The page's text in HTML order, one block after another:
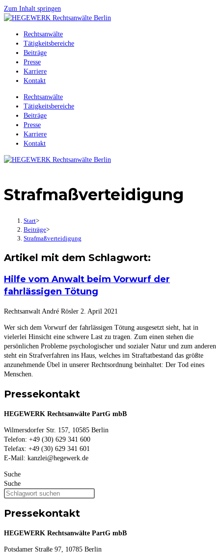
Zum Inhalt springen
Rechtsanwälte
Tätigkeitsbereiche
Beiträge
Presse
Karriere
Kontakt
Rechtsanwälte
Tätigkeitsbereiche
Beiträge
Presse
Karriere
Kontakt
Strafmaßverteidigung
Start>
Beiträge>
Strafmaßverteidigung
Artikel mit dem Schlagwort:
Hilfe vom Anwalt beim Vorwurf der
fahrlässigen Tötung
Rechtsanwalt André Rösler 2. April 2021
Wer sich dem Vorwurf der fahrlässigen Tötung ausgesetzt sieht, hat in
vielerlei Hinsicht eine schwere Last zu tragen. Zum einen stehen die
persönlichen Probleme psychologischer und sozialer Natur und zum anderen
steht ein Strafverfahren ins Haus, welches im Straftatbestand das größte
anzunehmende Übel in unserer Rechtsordnung beinhaltet: Der Tod eines
Menschen.
Pressekontakt
HEGEWERK Rechtsanwälte PartG mbB
Wilmersdorfer Str. 157, 10585 Berlin
Telefon: +49 (30) 629 341 600
Telefax: +49 (30) 629 341 601
E-Mail: kanzlei@hegewerk.de
Suche
Suche
Pressekontakt
HEGEWERK Rechtsanwälte PartG mbB
Potsdamer Straße 97, 10785 Berlin